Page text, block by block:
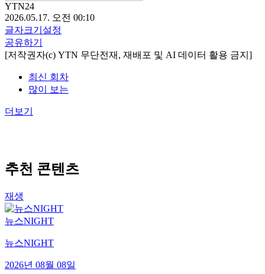
YTN24
2026.05.17. 오전 00:10
글자크기설정
공유하기
[저작권자(c) YTN 무단전재, 재배포 및 AI 데이터 활용 금지]
최신 회차
많이 보는
더보기
추천 콘텐츠
재생
뉴스NIGHT
뉴스NIGHT
2026년 08월 08일